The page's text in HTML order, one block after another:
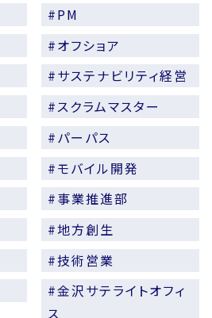
#PM
#オフショア
#サステナビリティ経営
#スクラムマスター
#パーパス
#モバイル開発
#事業推進部
#地方創生
#技術営業
#金沢サテライトオフィ
ス